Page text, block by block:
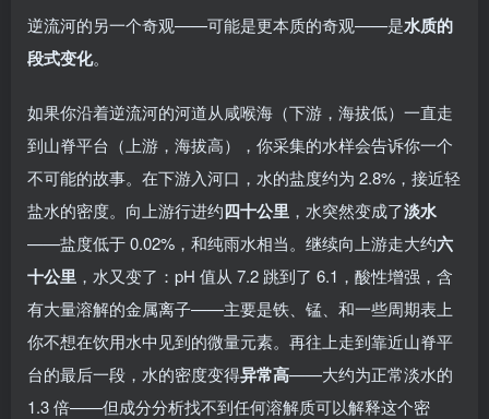
逆流河的另一个奇观——可能是更本质的奇观——是水质的
段式变化。
如果你沿着逆流河的河道从咸喉海（下游，海拔低）一直走
到山脊平台（上游，海拔高），你采集的水样会告诉你一个
不可能的故事。在下游入河口，水的盐度约为 2.8%，接近轻
盐水的密度。向上游行进约四十公里 ，水突然变成了淡水
——盐度低于 0.02%，和纯雨水相当。继续向上游走大约六
十公里 ，水又变了：pH 值从 7.2 跳到了 6.1，酸性增强，含
有大量溶解的金属离子——主要是铁、锰、和一些周期表上
你不想在饮用水中见到的微量元素。再往上走到靠近山脊平
台的最后一段，水的密度变得异常高——大约为正常淡水的
1.3 倍——但成分分析找不到任何溶解质可以解释这个密